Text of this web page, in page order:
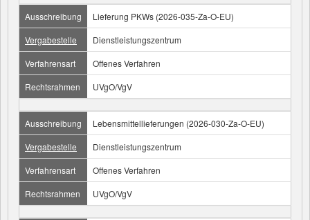
Ausschreibung
Lieferung PKWs (2026-035-Za-O-EU)
Vergabestelle
Dienstleistungszentrum
Verfahrensart
Offenes Verfahren
Rechtsrahmen
UVgO/VgV
Ausschreibung
Lebensmittellieferungen (2026-030-Za-O-EU)
Vergabestelle
Dienstleistungszentrum
Verfahrensart
Offenes Verfahren
Rechtsrahmen
UVgO/VgV